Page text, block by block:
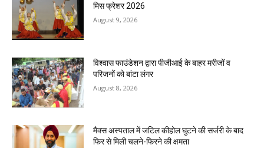
मिस फ्रेशर 2026
August 9, 2026
विश्वास फाउंडेशन द्वारा पीजीआई के बाहर मरीजों व
परिजनों को बांटा लंगर
August 8, 2026
मैक्स अस्पताल में जटिल कीहोल घुटने की सर्जरी के बाद
फिर से मिली चलने-फिरने की क्षमता